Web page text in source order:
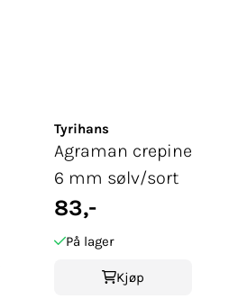
Tyrihans
Agraman crepine
6 mm sølv/sort
83,-
På lager
Kjøp